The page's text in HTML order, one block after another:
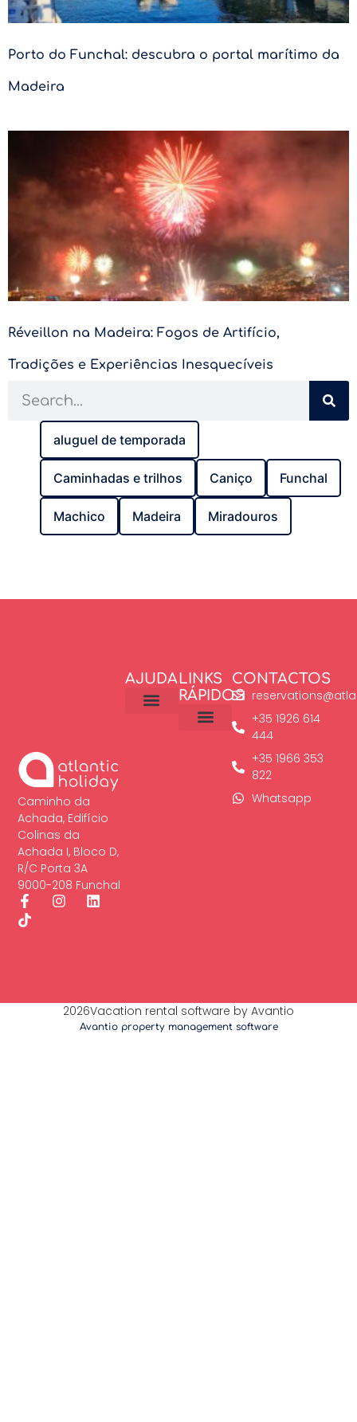
Porto do Funchal: descubra o portal marítimo da
Madeira
Réveillon na Madeira: Fogos de Artifício,
Tradições e Experiências Inesquecíveis
aluguel de temporada
Caminhadas e trilhos Caniço Funchal
Machico Madeira Miradouros
Caminho da
Achada, Edifício
Colinas da
Achada I, Bloco D,
R/C Porta 3A
9000-208 Funchal
LINKS
RÁPIDOS
AJUDA
CONTACTOS
+35 1926 614
444
+35 1966 353
822
Whatsapp
2026Vacation rental software by Avantio
Avantio property management software